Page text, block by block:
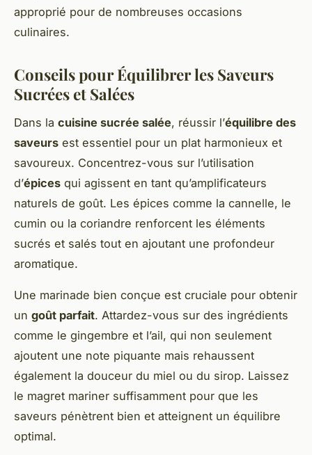
approprié pour de nombreuses occasions
culinaires.
Conseils pour Équilibrer les Saveurs
Sucrées et Salées
Dans la cuisine sucrée salée, réussir l’équilibre des
saveurs est essentiel pour un plat harmonieux et
savoureux. Concentrez-vous sur l’utilisation
d’épices qui agissent en tant qu’amplificateurs
naturels de goût. Les épices comme la cannelle, le
cumin ou la coriandre renforcent les éléments
sucrés et salés tout en ajoutant une profondeur
aromatique.
Une marinade bien conçue est cruciale pour obtenir
un goût parfait. Attardez-vous sur des ingrédients
comme le gingembre et l’ail, qui non seulement
ajoutent une note piquante mais rehaussent
également la douceur du miel ou du sirop. Laissez
le magret mariner suffisamment pour que les
saveurs pénètrent bien et atteignent un équilibre
optimal.